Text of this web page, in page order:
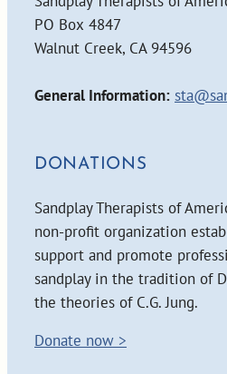
PO Box 4847
Walnut Creek, CA 94596
General Information:
DONATIONS
Sandplay Therapists of
non-profit organization
support and promote
sandplay in the tradition of
the theories of C.G. Jung.
Donate now >